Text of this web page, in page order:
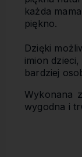
każda
piękno.
Dzięki
imion
bardziej
Wykonana
wygodna i